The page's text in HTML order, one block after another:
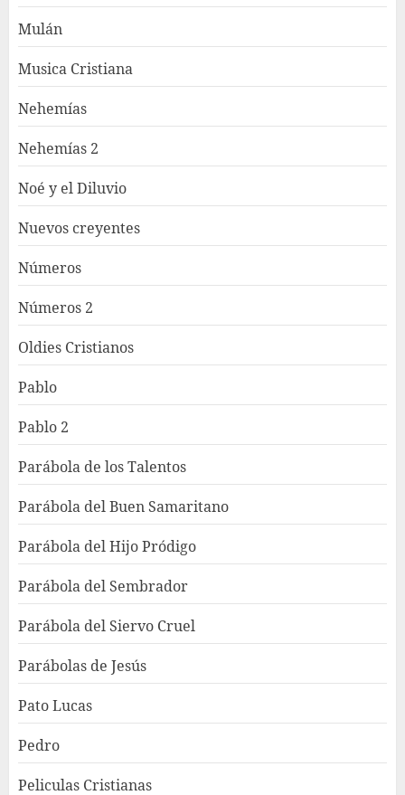
Mulán
Musica Cristiana
Nehemías
Nehemías 2
Noé y el Diluvio
Nuevos creyentes
Números
Números 2
Oldies Cristianos
Pablo
Pablo 2
Parábola de los Talentos
Parábola del Buen Samaritano
Parábola del Hijo Pródigo
Parábola del Sembrador
Parábola del Siervo Cruel
Parábolas de Jesús
Pato Lucas
Pedro
Peliculas Cristianas